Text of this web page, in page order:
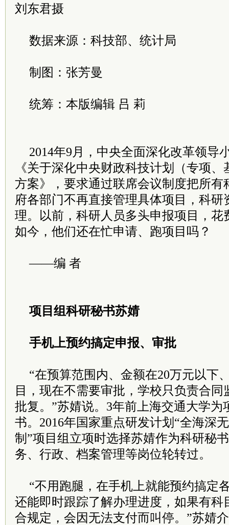
刘东君摄
数据来源：科技部、统计局
制图：张芳曼
统筹：本版编辑 吕 莉
2014年9月，中央全面深化改革领导
《关于深化中央财政科技计划（专项
方案》，要求通过联席会议制度把所有
府各部门不再直接管理具体项目，科研
理。以前，科研人员多头申报项目，花
如今，他们还在忙申请、跑项目吗？
——编 者
项目组科研秘书苏婧
手机上预约搞定申报、审批
“在预算范围内、金额在20万元以下
目，现在不需要审批，学校只负责合
批复。”苏婧说。3年前上海交通大学为
书。2016年国家重点研发计划“全海深
制”项目组立项时选择苏婧作为科研秘
务、行政、档案管理等岗位轮转过。
“不用跑腿，在手机上就能预约搞定
还能即时跟踪了解办理进度，如果有科
合规定，会因无法支付而叫停。”苏婧